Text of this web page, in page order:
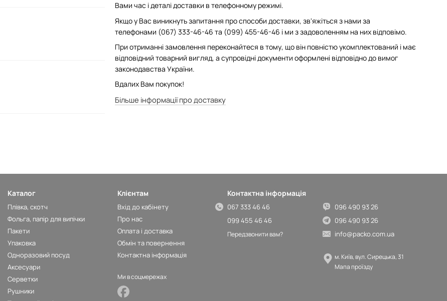
Вами час і деталі доставки в телефонному режимі.
Якщо у Вас виникнуть запитання про способи доставки, зв'яжіться з нами за
телефонами (067) 333-46-46 та (099) 455-46-46 і ми з задоволенням на них відповімо.
При отриманні замовлення переконайтеся в тому, що він повністю укомплектований і має
відповідний товарний вигляд, а супровідні документи оформлені відповідно до вимог
законодавства України.
Вдалих Вам покупок!
Більше інформації про доставку
Каталог
Плівка, скотч
Фольга, папір для випічки
Пакети
Упаковка
Одноразовий посуд
Аксесуари
Серветки
Рушники
Клієнтам
Вхід до кабінету
Про нас
Оплата і доставка
Обмін та повернення
Контактна інформація
Ми в соцмережах
Контактна інформація
067 333 46 46
099 455 46 46
Передзвонити вам?
096 490 93 26
096 490 93 26
info@packo.com.ua
м. Київ, вул. Сирецька, 31
Мапа проїзду